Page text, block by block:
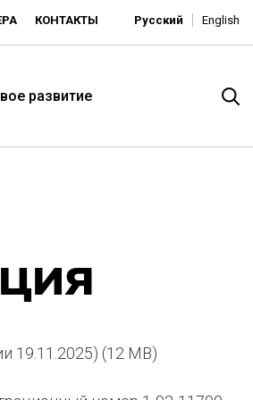
КОНТАКТЫ Русский English
-
развитие
19.11.2025) (12 MB)